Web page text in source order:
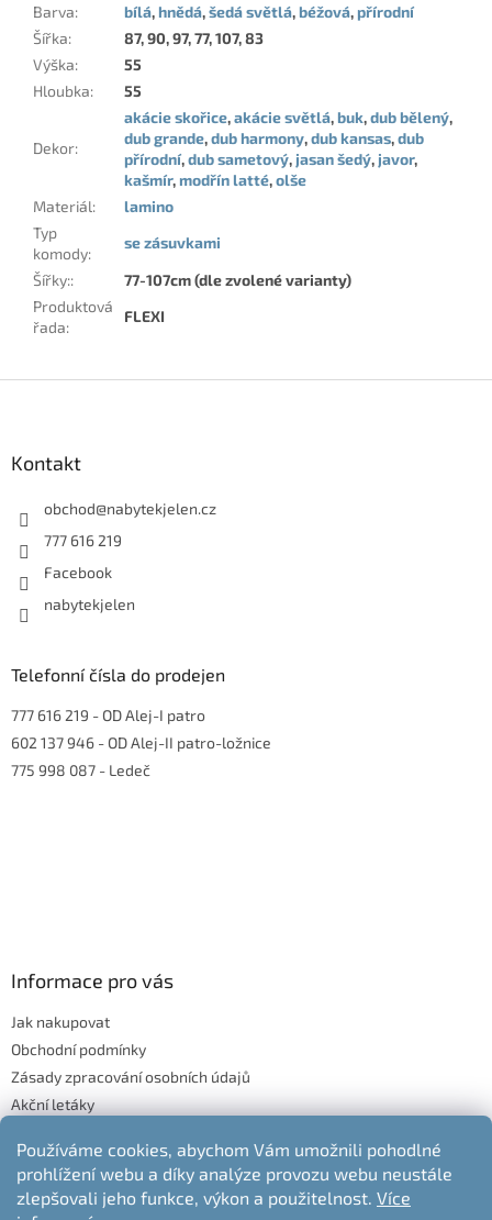
Používáme cookies, abychom Vám umožnili pohodlné
prohlížení webu a díky analýze provozu webu neustále
zlepšovali jeho funkce, výkon a použitelnost. Více
Barva: bílá,hnědá,šedá světlá,béžová,přírodní
Šířka:
87, 90, 97, 77, 107, 83
Výška:
55
Hloubka: 55
Dekor:
akácie skořice,akácie světlá,buk,dub bělený,
dub grande,dub harmony,dub kansas,dub
přírodní,dub sametový, jasan šedý, javor,
kašmír,modřín latté,olše
Materiál:
lamino
Typ
komody:
se zásuvkami
Šířky::
77-107cm (dle zvolené varianty)
Produktová
řada:
FLEXI
Kontakt
obchod@nabytekjelen.cz
777 616 219
Facebook
nabytekjelen
Telefonní čísla do prodejen
777 616 219 - OD Alej-I patro
602 137 946 - OD Alej-II patro-ložnice
775 998 087 - Ledeč
Informace pro vás
Jak nakupovat
Obchodní podmínky
Zásady zpracování osobních údajů
Akční letáky
Moje objednávka
Odstoupení od kupní smlouvy